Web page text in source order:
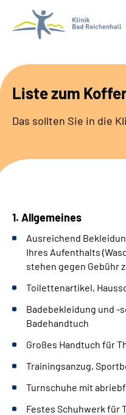
Patienten-Log-in
Suche
Liste zum
Das sollten Sie in die
1. Allgemeines
Ausreichend
Ihres Aufenthalts
stehen gegen Gebühr
Toilettenartikel,
Badebekleidung und -
Badehandtuch
Großes Handtuch für
Trainingsanzug,
Turnschuhe mit
Festes Schuhwerk für